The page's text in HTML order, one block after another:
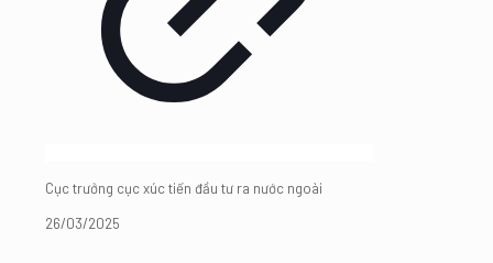
Cục trưởng cục xúc tiến đầu tư ra nước ngoài
26/03/2025